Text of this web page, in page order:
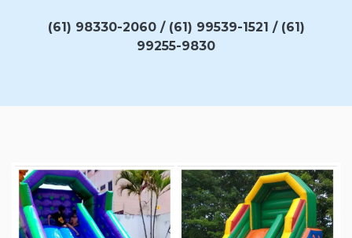
(61) 98330-2060 / (61) 99539-1521 / (61)
99255-9830